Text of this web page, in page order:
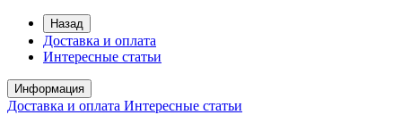
Назад
Доставка и оплата
Интересные статьи
Информация
Доставка и оплата Интересные статьи